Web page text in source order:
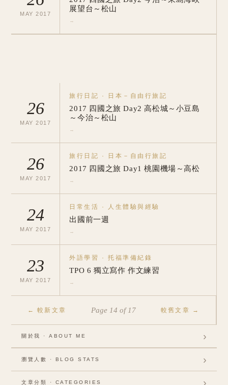
MAY 2017
展望台～松山
→
26
MAY 2017
旅行日記 · 日本－自由行旅記
2017 四國之旅 Day2 高松城～小豆島
～今治～松山
→
26
MAY 2017
旅行日記 · 日本－自由行旅記
2017 四國之旅 Day1 桃園機場～高松
→
24
MAY 2017
日常生活 · 人生體驗與經驗
出國前一週
→
23
MAY 2017
外語學習 ·托福準備紀錄
TPO 6 獨立寫作 作文練習
→
←較新文章 Page 14 of 17 較舊文章 →
關於我 · ABOUT ME ›
瀏覽人數 · BLOG STATS ›
Visits:356056
文章分類 · CATEGORIES ›